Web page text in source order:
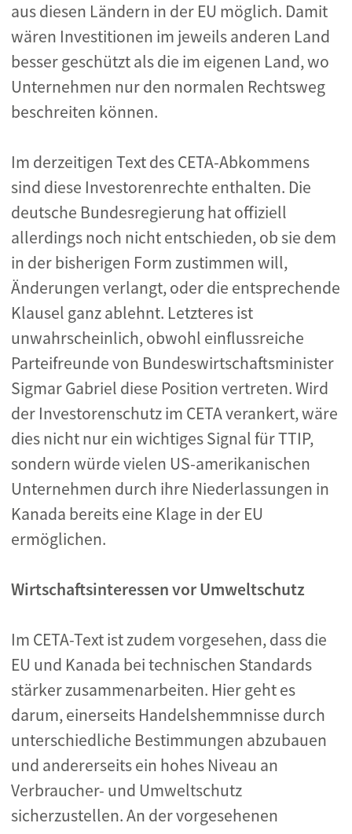
aus diesen Ländern in der EU möglich. Damit
wären Investitionen im jeweils anderen Land
besser geschützt als die im eigenen Land, wo
Unternehmen nur den normalen Rechtsweg
beschreiten können.
Im derzeitigen Text des CETA-Abkommens
sind diese Investorenrechte enthalten. Die
deutsche Bundesregierung hat offiziell
allerdings noch nicht entschieden, ob sie dem
in der bisherigen Form zustimmen will,
Änderungen verlangt, oder die entsprechende
Klausel ganz ablehnt. Letzteres ist
unwahrscheinlich, obwohl einflussreiche
Parteifreunde von Bundeswirtschaftsminister
Sigmar Gabriel diese Position vertreten. Wird
der Investorenschutz im CETA verankert, wäre
dies nicht nur ein wichtiges Signal für TTIP,
sondern würde vielen US-amerikanischen
Unternehmen durch ihre Niederlassungen in
Kanada bereits eine Klage in der EU
ermöglichen.
Wirtschaftsinteressen vor Umweltschutz
Im CETA-Text ist zudem vorgesehen, dass die
EU und Kanada bei technischen Standards
stärker zusammenarbeiten. Hier geht es
darum, einerseits Handelshemmnisse durch
unterschiedliche Bestimmungen abzubauen
und andererseits ein hohes Niveau an
Verbraucher- und Umweltschutz
sicherzustellen. An der vorgesehenen